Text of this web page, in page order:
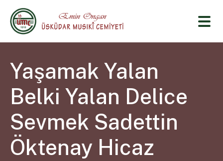
Yaşamak Yalan
Belki Yalan Delice
Sevmek Sadettin
Öktenay Hicaz